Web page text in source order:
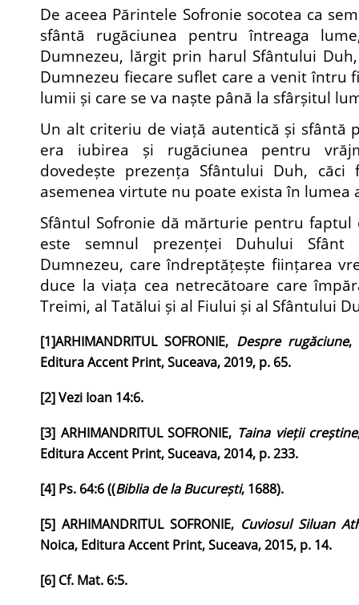
De aceea Părintele Sofronie socotea ca
sfântă rugăciunea pentru întreaga
Dumnezeu, lărgit prin harul Sfântului
Dumnezeu fiecare suflet care a venit întru
lumii și care se va naște până la sfârșitul
Un alt criteriu de viață autentică și sfântă
era iubirea și rugăciunea pentru
dovedește prezența Sfântului Duh,
asemenea virtute nu poate exista în lumea
Sfântul Sofronie dă mărturie pentru faptul
este semnul prezenței Duhului
Dumnezeu, care îndreptățește ființarea
duce la viața cea netrecătoare care
Treimi, al Tatălui și al Fiului și al Sfântului
[1]ARHIMANDRITUL SOFRONIE, Despre rugăciune,
Editura Accent Print, Suceava, 2019, p. 65.
[2]Vezi Ioan 14:6.
[3] ARHIMANDRITUL SOFRONIE, Taina vieții creștine
Editura Accent Print, Suceava, 2014, p. 233.
[4] Ps. 64:6 ((Biblia de la București, 1688).
[5] ARHIMANDRITUL SOFRONIE, Cuviosul Siluan
Noica, Editura Accent Print, Suceava, 2015, p. 14.
[6] Cf. Mat. 6:5.